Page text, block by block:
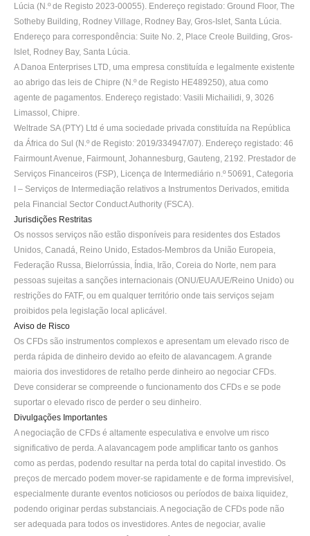
Lúcia (N.º de Registo 2023-00055). Endereço registado: Ground Floor, The
Sotheby Building, Rodney Village, Rodney Bay, Gros-Islet, Santa Lúcia.
Endereço para correspondência: Suite No. 2, Place Creole Building, Gros-
Islet, Rodney Bay, Santa Lúcia.
A Danoa Enterprises LTD, uma empresa constituída e legalmente existente
ao abrigo das leis de Chipre (N.º de Registo HE489250), atua como
agente de pagamentos. Endereço registado: Vasili Michailidi, 9, 3026
Limassol, Chipre.
Weltrade SA (PTY) Ltd é uma sociedade privada constituída na República
da África do Sul (N.º de Registo: 2019/334947/07). Endereço registado: 46
Fairmount Avenue, Fairmount, Johannesburg, Gauteng, 2192. Prestador de
Serviços Financeiros (FSP), Licença de Intermediário n.º 50691, Categoria
I – Serviços de Intermediação relativos a Instrumentos Derivados, emitida
pela Financial Sector Conduct Authority (FSCA).
Jurisdições Restritas
Os nossos serviços não estão disponíveis para residentes dos Estados
Unidos, Canadá, Reino Unido, Estados-Membros da União Europeia,
Federação Russa, Bielorrússia, Índia, Irão, Coreia do Norte, nem para
pessoas sujeitas a sanções internacionais (ONU/EUA/UE/Reino Unido) ou
restrições do FATF, ou em qualquer território onde tais serviços sejam
proibidos pela legislação local aplicável.
Aviso de Risco
Os CFDs são instrumentos complexos e apresentam um elevado risco de
perda rápida de dinheiro devido ao efeito de alavancagem. A grande
maioria dos investidores de retalho perde dinheiro ao negociar CFDs.
Deve considerar se compreende o funcionamento dos CFDs e se pode
suportar o elevado risco de perder o seu dinheiro.
Divulgações Importantes
A negociação de CFDs é altamente especulativa e envolve um risco
significativo de perda. A alavancagem pode amplificar tanto os ganhos
como as perdas, podendo resultar na perda total do capital investido. Os
preços de mercado podem mover-se rapidamente e de forma imprevisível,
especialmente durante eventos noticiosos ou períodos de baixa liquidez,
podendo originar perdas substanciais. A negociação de CFDs pode não
ser adequada para todos os investidores. Antes de negociar, avalie